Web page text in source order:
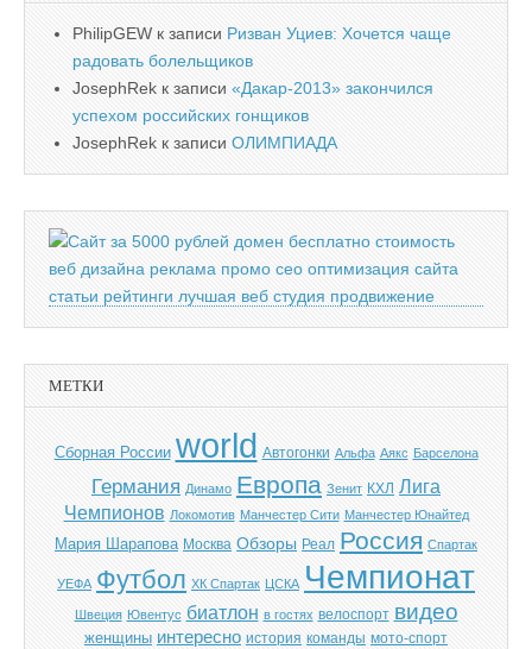
PhilipGEW к записи Ризван Уциев: Хочется чаще
радовать болельщиков
JosephRek к записи «Дакар-2013» закончился
успехом российских гонщиков
JosephRek к записи ОЛИМПИАДА
МЕТКИ
Cборная России world Автогонки Альфа Аякс Барселона
Германия Динамо Европа Зенит КХЛ Лига
Чемпионов Локомотив Манчестер Сити Манчестер Юнайтед
Мария Шарапова Москва Обзоры Реал Россия Спартак
УЕФА Футбол ХК Спартак ЦСКА Чемпионат
Швеция Ювентус биатлон в гостях велоспорт видео
женщины интересно история команды мото-спорт